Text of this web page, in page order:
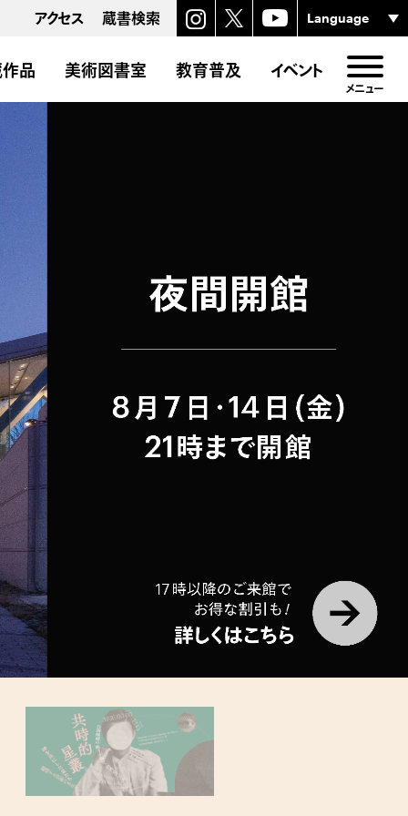
アクセス 蔵書検索
品 美術図書室 教育普及 イベント
メニュー